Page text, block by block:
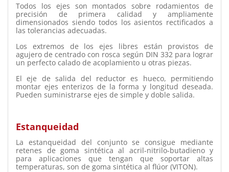
Todos los ejes son montados sobre rodamientos de
precisión de primera calidad y ampliamente
dimensionados siendo todos los asientos rectificados a
las tolerancias adecuadas.
Los extremos de los ejes libres están provistos de
agujero de centrado con rosca según DIN 332 para lograr
un perfecto calado de acoplamiento u otras piezas.
El eje de salida del reductor es hueco, permitiendo
montar ejes enterizos de la forma y longitud deseada.
Pueden suministrarse ejes de simple y doble salida.
Estanqueidad
La estanqueidad del conjunto se consigue mediante
retenes de goma sintética al acril-nitrilo-butadieno y
para aplicaciones que tengan que soportar altas
temperaturas, son de goma sintética al flúor (VITON).